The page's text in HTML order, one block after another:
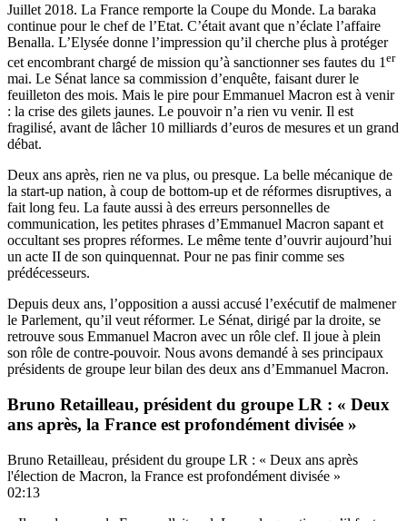
Juillet 2018. La France remporte la Coupe du Monde. La baraka
continue pour le chef de l’Etat. C’était avant que n’éclate l’affaire
Benalla. L’Elysée donne l’impression qu’il cherche plus à protéger
cet encombrant chargé de mission qu’à sanctionner ses fautes du 1 er
mai. Le Sénat lance sa commission d’enquête, faisant durer le
feuilleton des mois. Mais le pire pour Emmanuel Macron est à venir
: la crise des gilets jaunes. Le pouvoir n’a rien vu venir. Il est
fragilisé, avant de lâcher 10 milliards d’euros de mesures et un grand
débat.
Deux ans après, rien ne va plus, ou presque. La belle mécanique de
la start-up nation, à coup de bottom-up et de réformes disruptives, a
fait long feu. La faute aussi à des erreurs personnelles de
communication, les petites phrases d’Emmanuel Macron sapant et
occultant ses propres réformes. Le même tente d’ouvrir aujourd’hui
un acte II de son quinquennat. Pour ne pas finir comme ses
prédécesseurs.
Depuis deux ans, l’opposition a aussi accusé l’exécutif de malmener
le Parlement, qu’il veut réformer. Le Sénat, dirigé par la droite, se
retrouve sous Emmanuel Macron avec un rôle clef. Il joue à plein
son rôle de contre-pouvoir. Nous avons demandé à ses principaux
présidents de groupe leur bilan des deux ans d’Emmanuel Macron.
Bruno Retailleau, président du groupe LR : « Deux
ans après, la France est profondément divisée »
Bruno Retailleau, président du groupe LR : « Deux ans après
l'élection de Macron, la France est profondément divisée »
02:13